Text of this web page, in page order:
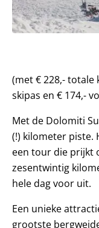
(met € 228,- totale
skipas en € 174,-
Met de Dolomiti
(!) kilometer piste.
een tour die prijkt
zesentwintig
hele dag voor uit.
Een unieke
grootste